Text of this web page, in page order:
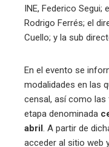
INE, Federico Segui;
Rodrigo Ferrés; el
Cuello; y la sub
En el evento se
modalidades en las
censal, así como
etapa denominada
abril. A partir de
acceder al sitio web